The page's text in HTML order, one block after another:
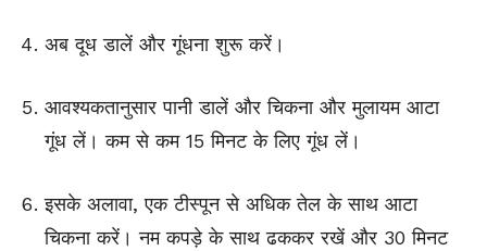
अब दूध डालें और गूंधना शुरू करें।
आवश्यकतानुसार पानी डालें और चिकना और मुलायम आटा
गूंध लें। कम से कम 15 मिनट के लिए गूंध लें।
इसके अलावा, एक टीस्पून से अधिक तेल के साथ आटा
चिकना करें। नम कपड़े के साथ ढककर रखें और 30 मिनट